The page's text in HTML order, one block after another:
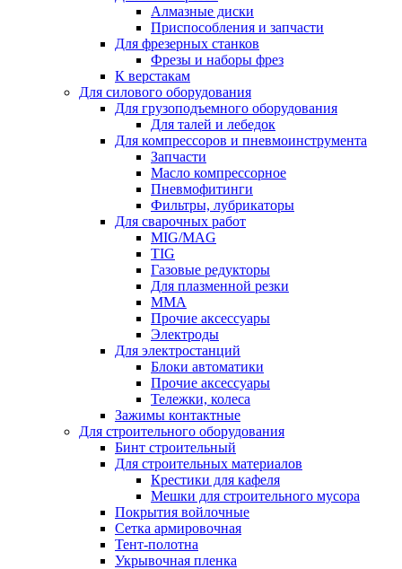
Алмазные диски
Приспособления и запчасти
Для фрезерных станков
Фрезы и наборы фрез
К верстакам
Для силового оборудования
Для грузоподъемного оборудования
Для талей и лебедок
Для компрессоров и пневмоинструмента
Запчасти
Масло компрессорное
Пневмофитинги
Фильтры, лубрикаторы
Для сварочных работ
MIG/MAG
TIG
Газовые редукторы
Для плазменной резки
ММА
Прочие аксессуары
Электроды
Для электростанций
Блоки автоматики
Прочие аксессуары
Тележки, колеса
Зажимы контактные
Для строительного оборудования
Бинт строительный
Для строительных материалов
Крестики для кафеля
Мешки для строительного мусора
Покрытия войлочные
Сетка армировочная
Тент-полотна
Укрывочная пленка